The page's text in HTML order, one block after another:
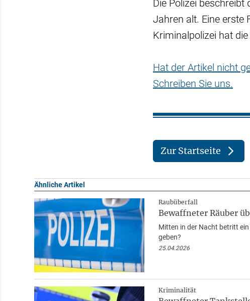
Die Polizei
Jahren alt. Eine erste
Kriminalpolizei hat
Hat der Artikel nicht
Schreiben Sie uns.
Zur Startseite
Ähnliche Artikel
Raubüberfall
Bewaffneter Räuber
Mitten in der Nacht betritt
geben?
25.04.2026
Kriminalität